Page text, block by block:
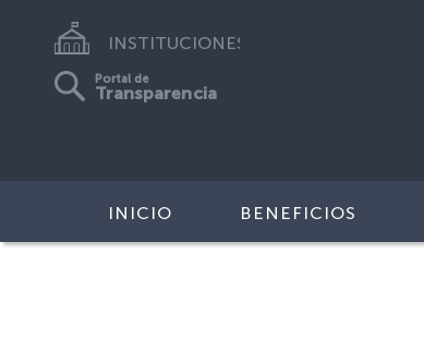
INSTITUCIONES
Portal de
Transparencia
INICIO BENEFICIOS